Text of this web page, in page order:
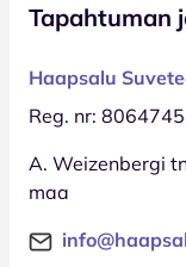
Tapahtuman
Haapsalu
Reg. nr:
A. Weizenbergi
maa